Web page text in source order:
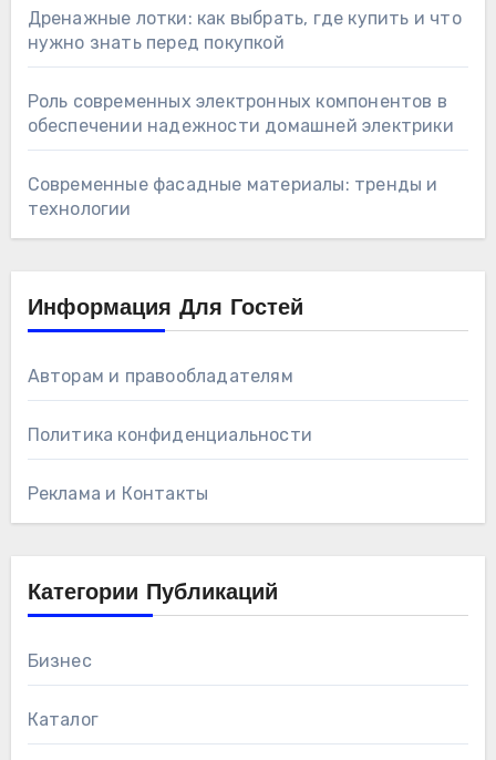
Дренажные лотки: как выбрать, где купить и что
нужно знать перед покупкой
Роль современных электронных компонентов в
обеспечении надежности домашней электрики
Современные фасадные материалы: тренды и
технологии
Информация Для Гостей
Авторам и правообладателям
Политика конфиденциальности
Реклама и Контакты
Категории Публикаций
Бизнес
Каталог